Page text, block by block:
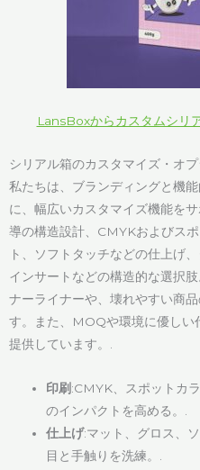
LansBoxからカスタムシリ
シリアル箱のカスタマイズ・オ
私たちは、ブランディングと機
に、幅広いカスタマイズ機能を
導の構造設計、CMYKおよびス
ト、ソフトタッチなどの仕上げ
インサートなどの構造的な選択
ナーライナーや、壊れやすい商
す。また、MOQや環境に優しい
提供しています。.
印刷:CMYK、スポットカ
のインパクトを高める。.
仕上げ:マット、グロス、
目と手触りを洗練。.